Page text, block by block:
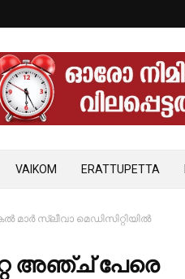
VAIKOM ERATTUPETTA
മാർ സ്ലീവാ മെഡിസിറ്റിയിൽ
അഞ്ച് പേരെ